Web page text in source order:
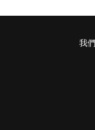
我